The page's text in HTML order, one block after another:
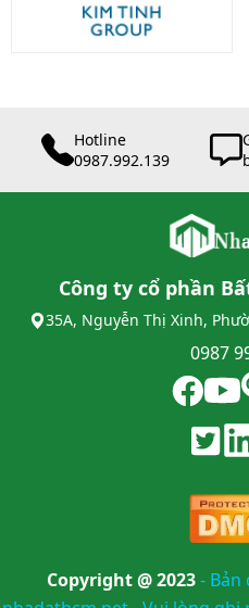
Hotline
0987.992.139
Công ty cổ phần
35A, Nguyễn Thị Xinh,
0987
Copyright @ 2023- Bản